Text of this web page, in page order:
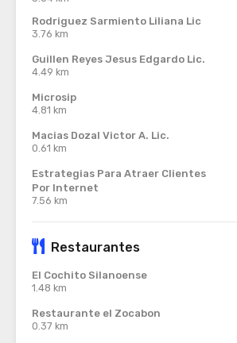
Rodriguez Sarmiento Liliana Lic
3.76 km
Guillen Reyes Jesus Edgardo Lic.
4.49 km
Microsip
4.81 km
Macias Dozal Victor A. Lic.
0.61 km
Estrategias Para Atraer Clientes
Por Internet
7.56 km
Restaurantes
El Cochito Silanoense
1.48 km
Restaurante el Zocabon
0.37 km